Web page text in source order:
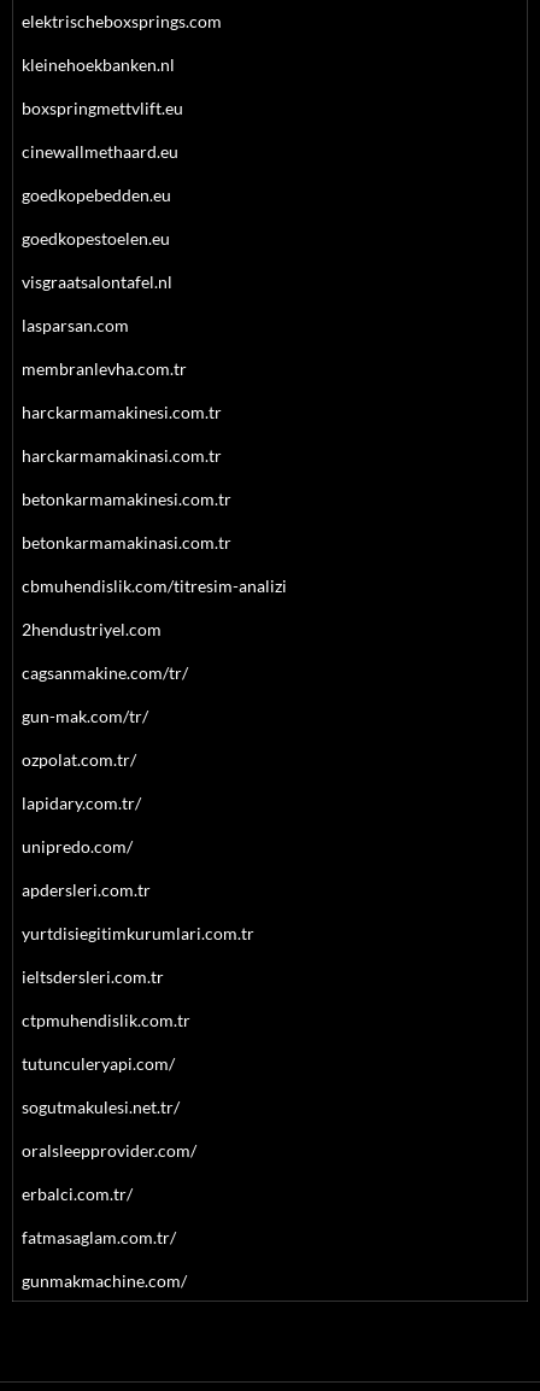
elektrischeboxsprings.com
kleinehoekbanken.nl
boxspringmettvlift.eu
cinewallmethaard.eu
goedkopebedden.eu
goedkopestoelen.eu
visgraatsalontafel.nl
lasparsan.com
membranlevha.com.tr
harckarmamakinesi.com.tr
harckarmamakinasi.com.tr
betonkarmamakinesi.com.tr
betonkarmamakinasi.com.tr
cbmuhendislik.com/titresim-analizi
2hendustriyel.com
cagsanmakine.com/tr/
gun-mak.com/tr/
ozpolat.com.tr/
lapidary.com.tr/
unipredo.com/
apdersleri.com.tr
yurtdisiegitimkurumlari.com.tr
ieltsdersleri.com.tr
ctpmuhendislik.com.tr
tutunculeryapi.com/
sogutmakulesi.net.tr/
oralsleepprovider.com/
erbalci.com.tr/
fatmasaglam.com.tr/
gunmakmachine.com/